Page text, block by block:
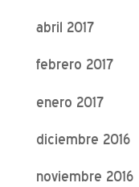
abril 2017
febrero 2017
enero 2017
diciembre 2016
noviembre 2016